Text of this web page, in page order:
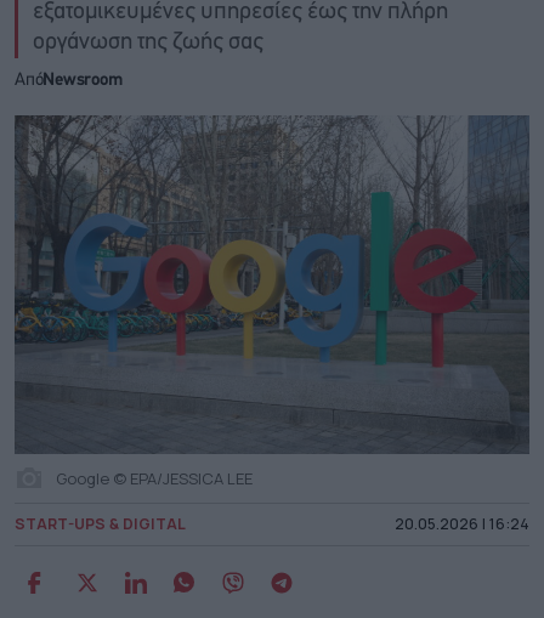
εξατομικευμένες υπηρεσίες έως την πλήρη
οργάνωση της ζωής σας
ΑπόNewsroom
Google © EPA/JESSICA LEE
START-UPS & DIGITAL 20.05.2026 | 16:24